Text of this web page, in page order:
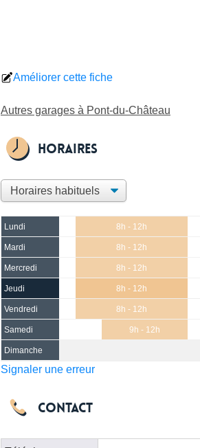
Améliorer cette fiche
Autres garages à Pont-du-Château
Horaires
Lundi 8h - 12h
Mardi 8h - 12h
Mercredi 8h - 12h
Jeudi 8h - 12h
Vendredi 8h - 12h
Samedi 9h - 12h
Dimanche
Signaler une erreur
Contact